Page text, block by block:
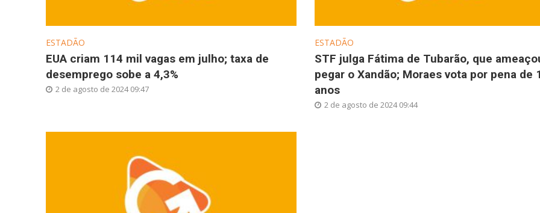
ESTADÃO
EUA criam 114 mil vagas em julho; taxa de
desemprego sobe a 4,3%
2 de agosto de 2024 09:47
ESTADÃO
STF julga Fátima de Tubarão, que
pegar o Xandão; Moraes vota por pena de
anos
2 de agosto de 2024 09:44